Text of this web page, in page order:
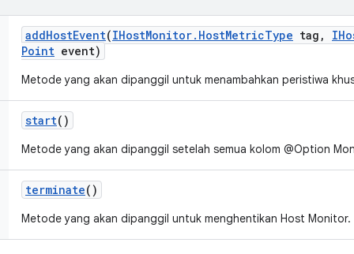
addHostEvent(IHostMonitor. HostMetricType tag ,
Point event)
Metode yang akan dipanggil untuk menambahkan peristiwa
start()
Metode yang akan dipanggil setelah semua kolom @Option
terminate()
Metode yang akan dipanggil untuk menghentikan Host Monitor.